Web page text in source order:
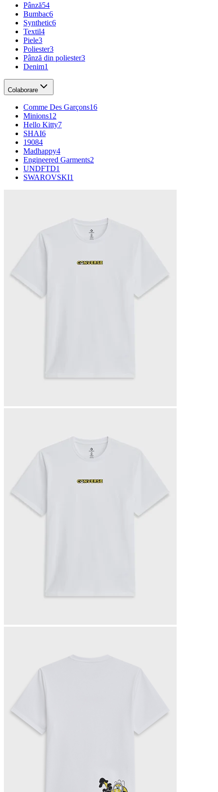
Pânză54
Bumbac6
Synthetic6
Textil4
Piele3
Poliester3
Pânză din poliester3
Denim1
Colaborare
Comme Des Garçons16
Minions12
Hello Kitty7
SHAI6
19084
Madhappy4
Engineered Garments2
UNDFTD1
SWAROVSKI1